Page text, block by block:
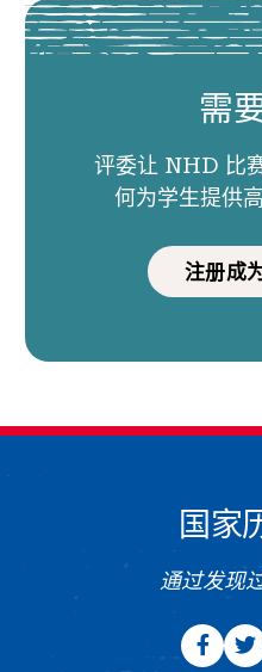
需
评委让 NHD 比
何为学生提供
注册成
国家
通过发现